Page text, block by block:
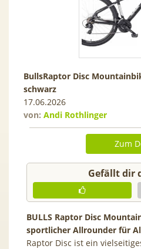
BullsRaptor Disc
schwarz
17.06.2026
von: Andi Rothlinger
Zum
Gefällt dir
BULLS Raptor Disc
sportlicher Allrounder für
Raptor Disc ist ein